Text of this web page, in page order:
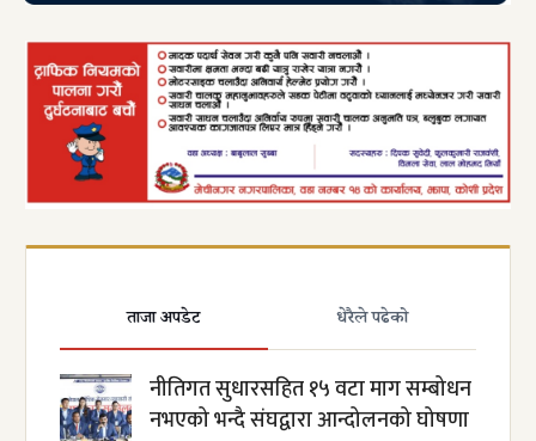
ताजा अपडेट धेरैले पढेको
नीतिगत सुधारसहित १५ वटा माग सम्बोधन
नभएको भन्दै संघद्वारा आन्दोलनको घोषणा